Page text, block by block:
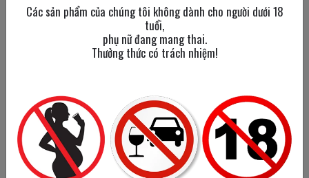
Hardy Cognac VSOP
700 ml / 40%
Hennessy Black 1L
1000 ml/43%
Các sản phẩm của chúng tôi không dành cho người dưới 18
tuổi,
phụ nữ đang mang thai.
Thưởng thức có trách nhiệm!